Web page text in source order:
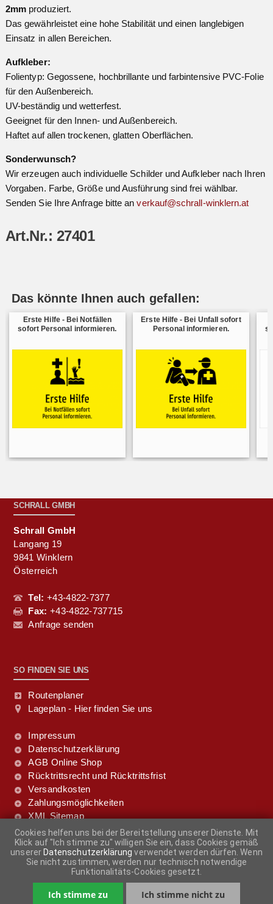
Cookies helfen uns bei der Bereitstellung unserer Dienste. Mit
Klick auf "Ich stimme zu" willigen Sie ein, dass Cookies gemäß
unserer Datenschutzerklärung verwendet werden dürfen. Wenn
Sie nicht zustimmen, werden nur technisch notwendige
Funktionalitäts-Cookies gesetzt.
Ich stimme zu Ich stimme nicht zu
- +
2mm produziert.
Das gewährleistet eine hohe Stabilität und einen langlebigen
Einsatz in allen Bereichen.
Aufkleber:
Folientyp: Gegossene, hochbrillante und farbintensive PVC-Folie
für den Außenbereich.
UV-beständig und wetterfest.
Geeignet für den Innen- und Außenbereich.
Haftet auf allen trockenen, glatten Oberflächen.
Sonderwunsch?
Wir erzeugen auch individuelle Schilder und Aufkleber nach Ihren
Vorgaben. Farbe, Größe und Ausführung sind frei wählbar.
Senden Sie Ihre Anfrage bitte anverkauf@schrall-winklern.at
Art.Nr.: 27401
Das könnte Ihnen auch gefallen:
Erste Hilfe - Bei Notfällen
sofort Personal informieren.
Erste Hilfe - Bei Unfall sofort
Personal informieren.
SCHRALL GMBH
Schrall GmbH
Langang 19
9841 Winklern
Österreich
Tel: +43-4822-7377
Fax: +43-4822-737715
Anfrage senden
SO FINDEN SIE UNS
Routenplaner
Lageplan - Hier finden Sie uns
Impressum
Datenschutzerklärung
AGB Online Shop
Rücktrittsrecht und Rücktrittsfrist
Versandkosten
Zahlungsmöglichkeiten
XML Sitemap
FOLGE UNS DOCH!